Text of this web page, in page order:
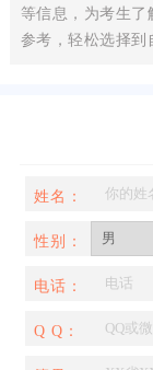
等信息，为考生了
参考，轻松选择到
姓名：
性别：
电话：
Q Q：